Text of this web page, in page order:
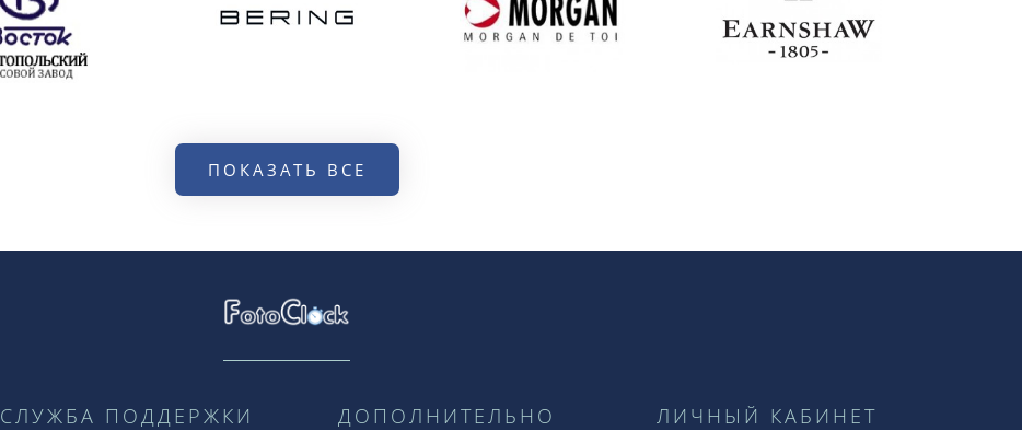
ПОКАЗАТЬ ВСЕ
СЛУЖБА ПОДДЕРЖКИ ДОПОЛНИТЕЛЬНО ЛИЧНЫЙ КАБИНЕТ